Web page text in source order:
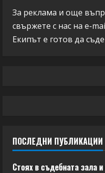
За реклама и още
свържете с нас на e-
Екипът е готов да
ПОСЛЕДНИ ПУБЛИКАЦИИ
Стоях в съдебната зала